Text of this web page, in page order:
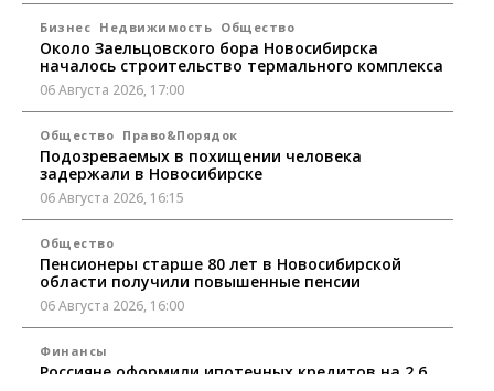
Бизнес Недвижимость Общество
Около Заельцовского бора Новосибирска
началось строительство термального комплекса
06 Августа 2026, 17:00
Общество Право&Порядок
Подозреваемых в похищении человека
задержали в Новосибирске
06 Августа 2026, 16:15
Общество
Пенсионеры старше 80 лет в Новосибирской
области получили повышенные пенсии
06 Августа 2026, 16:00
Финансы
Россияне оформили ипотечных кредитов на 2,6